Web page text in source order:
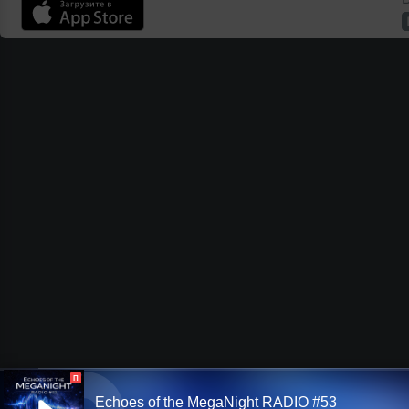
П
Echoes of the MegaNight RADIO #53